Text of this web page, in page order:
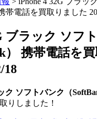
帯電話を買取りました
ブラック ソフ
） 携帯電話を買
18
ク ソフトバンク（
りしました！